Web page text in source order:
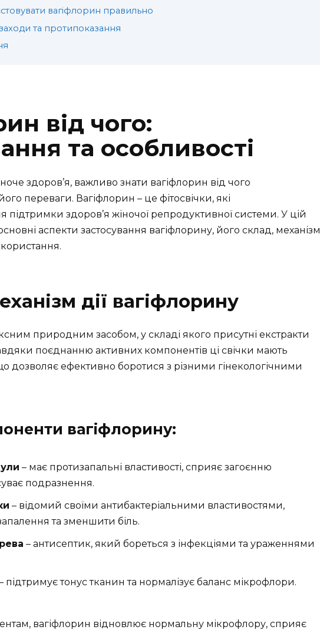
вагіфлорин правильно
та протипоказання
від чого:
та особливості
здоров’я, важливо знати вагіфлорин від чого
переваги. Вагіфлорин – це фітосвічки, які
підтримки здоров’я жіночої репродуктивної системи. У цій
аспекти застосування вагіфлорину, його склад, механізм
дії вагіфлорину
природним засобом, у складі якого присутні екстракти
поєднанню активних компонентів ці свічки мають
дозволяє ефективно боротися з різними гінекологічними
вагіфлорину:
– має протизапальні властивості, сприяє загоєнню
подразнення.
– відомий своїми антибактеріальними властивостями,
та зменшити біль.
– антисептик, який бореться з інфекціями та ураженнями
підтримує тонус тканин та нормалізує баланс мікрофлори.
вагіфлорин відновлює нормальну мікрофлору, сприяє